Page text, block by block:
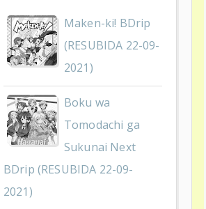
Maken-ki! BDrip
(RESUBIDA 22-09-
2021)
Boku wa
Tomodachi ga
Sukunai Next
BDrip (RESUBIDA 22-09-
2021)